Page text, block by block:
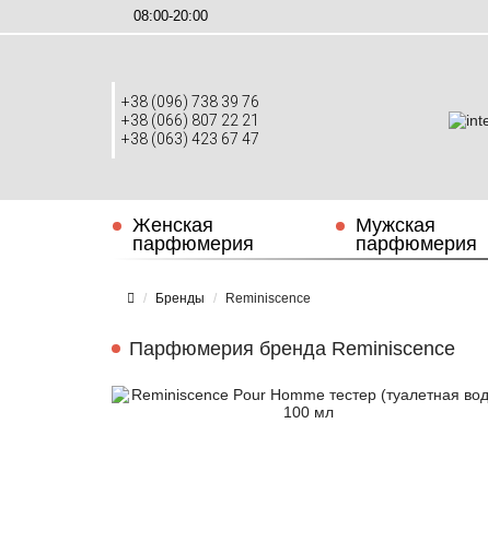
08:00-20:00
+38 (096) 738 39 76
+38 (066) 807 22 21
+38 (063) 423 67 47
Женская
парфюмерия
Мужская
парфюмерия
Бренды Reminiscence
Парфюмерия бренда Reminiscence